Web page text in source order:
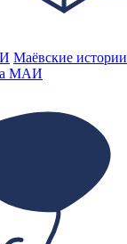
Маёвские
МАИ